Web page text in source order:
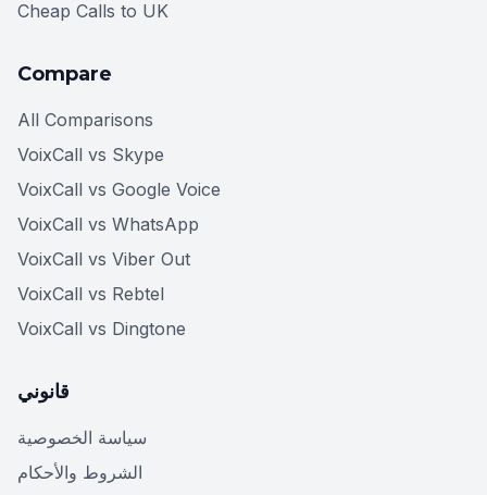
Cheap Calls to UK
Compare
All Comparisons
VoixCall vs Skype
VoixCall vs Google Voice
VoixCall vs WhatsApp
VoixCall vs Viber Out
VoixCall vs Rebtel
VoixCall vs Dingtone
قانوني
سياسة الخصوصية
الشروط والأحكام